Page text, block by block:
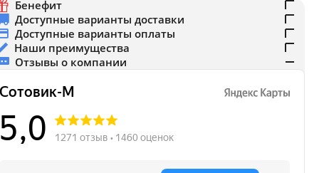
Бенефит
Доступные варианты доставки
Доступные варианты оплаты
Наши преимущества
Отзывы о компании